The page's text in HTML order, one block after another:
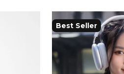
Best Seller